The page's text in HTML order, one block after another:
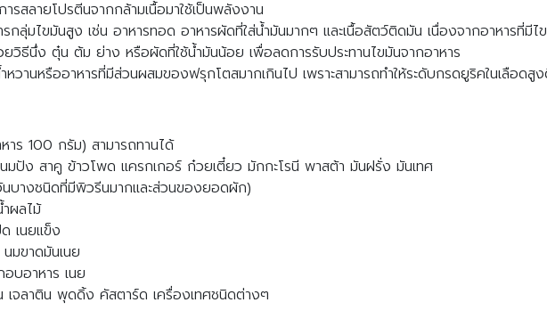
รสลายโปรตีนจากกล้ามเนื้อมาใช้เป็นพลังงาน
กลุ่มไขมันสูง เช่น อาหารทอด อาหารผัดที่ใส่น้ำมันมากๆ และเนื้อสัตว์ติดมัน เนื่องจากอาหารที่มี
วิธีนึ่ง ตุ๋น ต้ม ย่าง หรือผัดที่ใช้น้ำมันน้อย เพื่อลดการรับประทานไขมันจากอาหาร
หวานหรืออาหารที่มีส่วนผสมของฟรุกโตสมากเกินไป เพราะสามารถทำให้ระดับกรดยูริคในเลือ
ร 100 กรัม) สามารถทานได้
มปัง สาคู ข้าวโพด แครกเกอร์ ก๋วยเตี๋ยว มักกะโรนี พาสต้า มันฝรั่ง มันเทศ
บางชนิดที่มีพิวรีนมากและส่วนของยอดผัก)
ผลไม้
เนยแข็ง
มขาดมันเนย
อบอาหาร เนย
เจลาติน พุดดิ้ง คัสตาร์ด เครื่องเทศชนิดต่างๆ